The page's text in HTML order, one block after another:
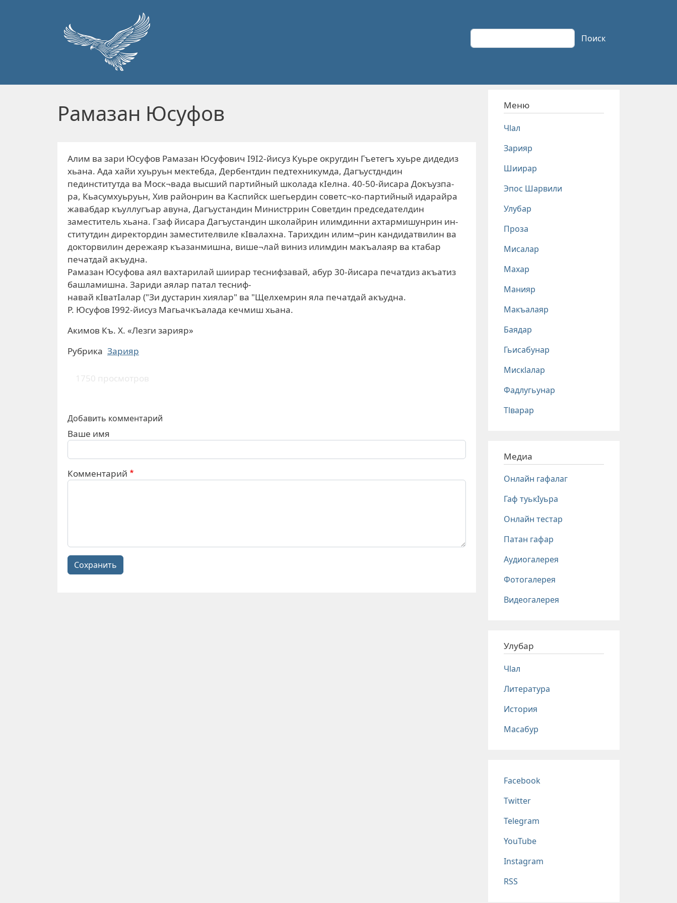
Поиск Поиск
Рамазан Юсуфов
Алим ва зари Юсуфов Рамазан Юсуфович I9I2-йисуз Куьре округдин Гъетегъ хуьре дидедиз
хьана. Ада хайи хуьруьн мектебда, Дербентдин педтехникумда, Дагъустдндин
пединститутда ва Моск¬вада высший партийный школада кIелна. 40-50-йисара Докъузпа-
ра, Кьасумхуьруьн, Хив районрин ва Каспийск шегьердин советс¬ко-партийный идарайра
жавабдар къуллугъар авуна, Дагъустандин Министррин Советдин председателдин
заместитель хьана. Гзаф йисара Дагъустандин школайрин илимдинни ахтармишунрин ин-
ститутдин директордин заместителвиле кIвалахна. Тарихдин илим¬рин кандидатвилин ва
докторвилин дережаяр къазанмишна, више¬лай виниз илимдин макъалаяр ва ктабар
печатдай акъудна.
Рамазан Юсуфова аял вахтарилай шиирар теснифзавай, абур 30-йисара печатдиз акъатиз
башламишна. Зариди аялар патал тесниф-
навай кIватIалар ("Зи дустарин хиялар" ва "Щелхемрин яла печатдай акъудна.
Р. Юсуфов I992-йисуз Магьачкъалада кечмиш хьана.
Акимов Къ. Х. «Лезги зарияр»
Рубрика Зарияр
1750 просмотров
Добавить комментарий
Ваше имя
Комментарий
Сохранить
Меню
Чlал
Зарияр
Шиирар
Эпос Шарвили
Улубар
Проза
Мисалар
Махар
Манияр
Макъалаяр
Баядар
Гьисабунар
Мискlалар
Фадлугьунар
Тlварар
Медиа
Онлайн гафалаг
Гаф туькIуьра
Онлайн тестар
Патан гафар
Аудиогалерея
Фотогалерея
Видеогалерея
Улубар
Чlал
Литература
История
Масабур
Соц сети
Facebook
Twitter
Telegram
YouTube
Instagram
RSS